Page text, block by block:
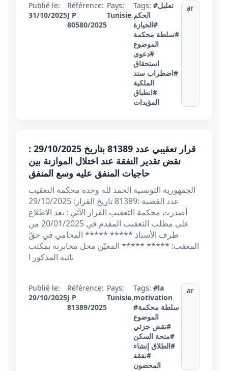
Publié le:
31/10/2025
Référence:
J P
80580/2025
Pays:
Tunisie,
Tags: #تعليل
الحكم
#الحيازة
#سلطة محكمة
الموضوع
#دعوى
استحقاق
#اضطراب سند
الملكية
#انطباق
المؤيدات
ar
قرار تعقيبي عدد 81389 بتاريخ 29/10/2025 :
نقض تقدير النفقة عند اختلال الموازنة بين
حاجيات المنفق عليه وسع المنفق
الجمهورية التونسية الحمد لله وحده محكمة التعقيب
عدد القضية :81389 تاريخ القرار: 29/10/2025
أصدرت محكمة التعقيب القرار الآتي : بعد الاطلاع
على مطلب التعقيب المقدم في 20/01/2025 من
طرف الأستاذ ***** ***** المحامي في حقّ
المعقب: ***** ***** المعيّن محل مخابرته بمكتب
نائبه المذكور ا
Publié le:
29/10/2025
Référence:
J P
81389/2025
Pays:
Tunisie,
Tags: #la
motivation
#سلطة محكمة
الموضوع
#نقض جزئي
#منحة السكن
#الطلاق إنشاء
#نفقة
المحضون
ar